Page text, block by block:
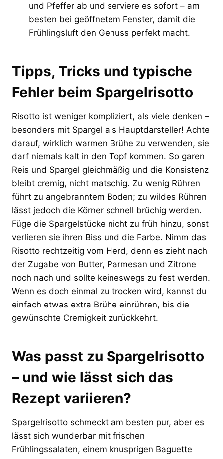
und Pfeffer ab und serviere es sofort – am
besten bei geöffnetem Fenster, damit die
Frühlingsluft den Genuss perfekt macht.
Tipps, Tricks und typische
Fehler beim Spargelrisotto
Risotto ist weniger kompliziert, als viele denken –
besonders mit Spargel als Hauptdarsteller! Achte
darauf, wirklich warmen Brühe zu verwenden, sie
darf niemals kalt in den Topf kommen. So garen
Reis und Spargel gleichmäßig und die Konsistenz
bleibt cremig, nicht matschig. Zu wenig Rühren
führt zu angebranntem Boden; zu wildes Rühren
lässt jedoch die Körner schnell brüchig werden.
Füge die Spargelstücke nicht zu früh hinzu, sonst
verlieren sie ihren Biss und die Farbe. Nimm das
Risotto rechtzeitig vom Herd, denn es zieht nach
der Zugabe von Butter, Parmesan und Zitrone
noch nach und sollte keineswegs zu fest werden.
Wenn es doch einmal zu trocken wird, kannst du
einfach etwas extra Brühe einrühren, bis die
gewünschte Cremigkeit zurückkehrt.
Was passt zu Spargelrisotto
– und wie lässt sich das
Rezept variieren?
Spargelrisotto schmeckt am besten pur, aber es
lässt sich wunderbar mit frischen
Frühlingssalaten, einem knusprigen Baguette